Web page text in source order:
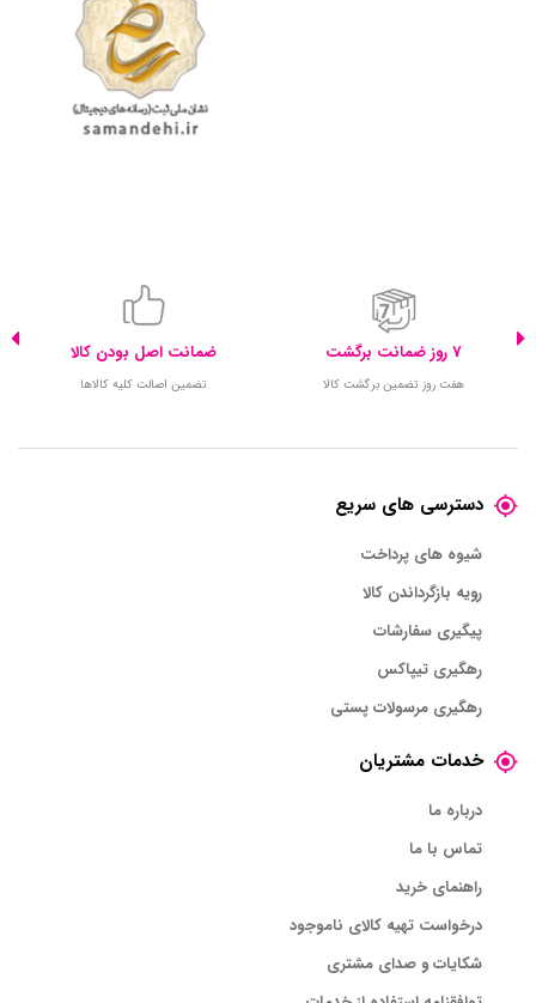
7 روز ضمانت برگشت
هفت روز تضمین برگشت کالا
ضمانت اصل بودن کالا
تضمین اصالت کلیه کالاها
دسترسی های سریع
شیوه های پرداخت
رویه بازگرداندن کالا
پیگیری سفارشات
رهگیری تیپاکس
رهگیری مرسولات پستی
خدمات مشتریان
درباره ما
تماس با ما
راهنمای خرید
درخواست تهیه کالای ناموجود
شکایات و صدای مشتری